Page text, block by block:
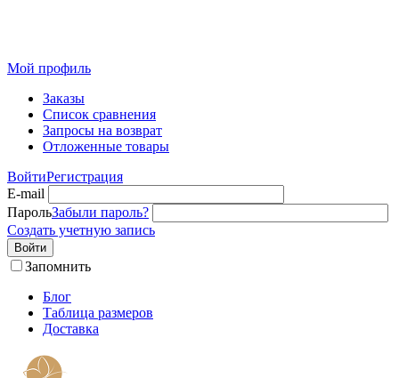
Мой профиль
Заказы
Список сравнения
Запросы на возврат
Отложенные товары
ВойтиРегистрация
E-mail
ПарольЗабыли пароль?
Создать учетную запись
Войти
Запомнить
Блог
Таблица размеров
Доставка